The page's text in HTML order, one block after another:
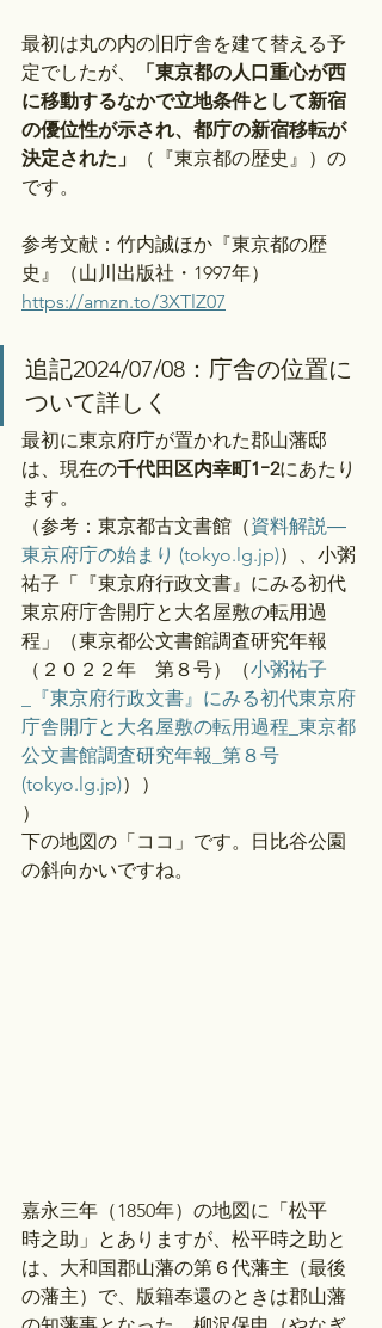
最初は丸の内の旧庁舎を建て替える予
定でしたが、
「東京都の人口重心が西
に移動するなかで立地条件として新宿
の優位性が示され、都庁の新宿移転が
決定された」
（『東京都の歴史』）の
です。
参考文献：竹内誠ほか『東京都の歴
史』（山川出版社・1997年）
https://amzn.to/3XTlZ07
追記2024/07/08：庁舎の位置に
ついて詳しく
最初に東京府庁が置かれた郡山藩邸
は、現在の千代田区内幸町1ｰ2にあたり
ます。
（参考：東京都古文書館（資料解説―
東京府庁の始まり (tokyo.lg.jp)）、小粥
祐子「『東京府行政文書』にみる初代
東京府庁舎開庁と大名屋敷の転用過
程」（東京都公文書館調査研究年報
（２０２２年　第８号）（小粥祐子
_『東京府行政文書』にみる初代東京府
庁舎開庁と大名屋敷の転用過程_東京都
公文書館調査研究年報_第８号
(tokyo.lg.jp)））
）
下の地図の「ココ」です。日比谷公園
の斜向かいですね。
嘉永三年（1850年）の地図に「松平
時之助」とありますが、松平時之助と
は、大和国郡山藩の第６代藩主（最後
の藩主）で、版籍奉還のときは郡山藩